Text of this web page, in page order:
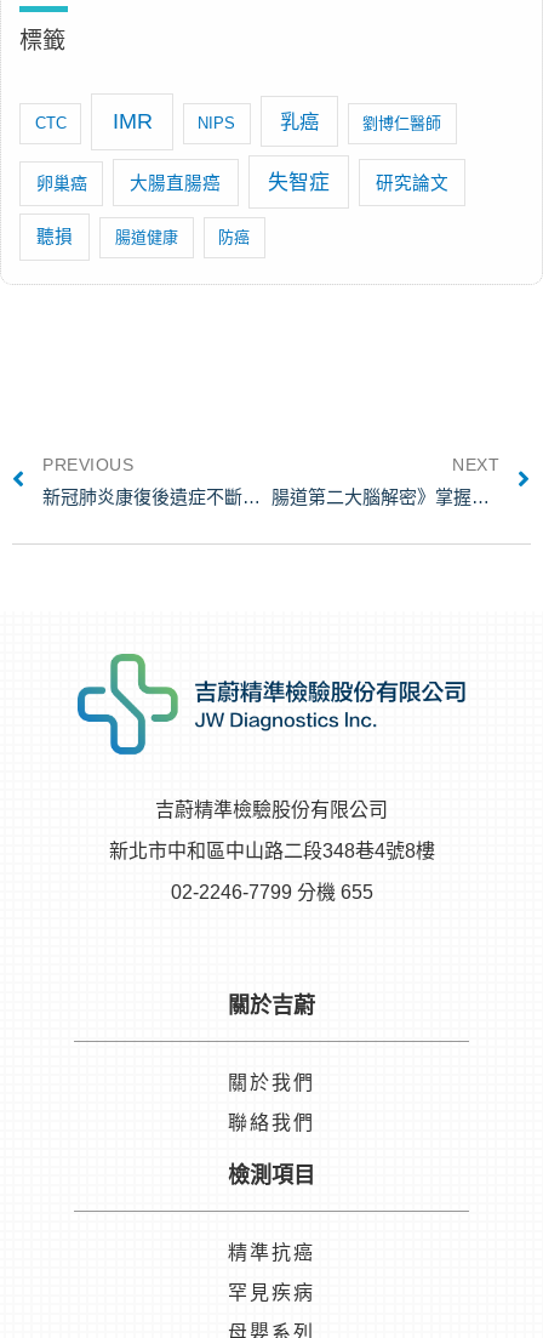
標籤
CTC IMR NIPS 乳癌 劉博仁醫師
卵巢癌 大腸直腸癌 失智症 研究論文
聽損 腸道健康 防癌
PREVIOUS
新冠肺炎康復後遺症不斷？當心失智風險
NEXT
腸道第二大腦解密》掌握腸道菌運作原理、功用，維持健康「腸壽」
吉蔚精準檢驗股份有限公司
新北市中和區中山路二段348巷4號8樓
02-2246-7799 分機 655
關於吉蔚
關於我們
聯絡我們
檢測項目
精準抗癌
罕見疾病
母嬰系列